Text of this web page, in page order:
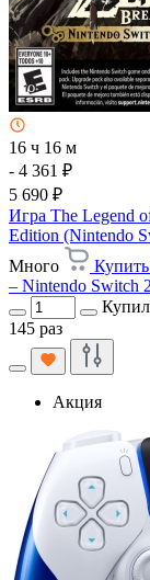
16 ч 16 м
- 4 361 ₽
5 690 ₽
Игра The Legend
Edition (Nintendo
Много
– Nintendo Switch
145 раз
Акция